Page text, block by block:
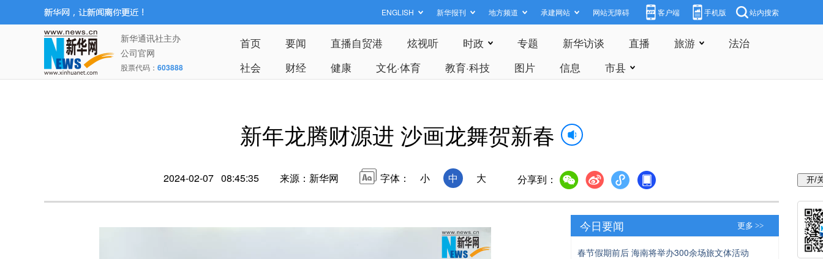
ENGLISH 新华报刊 地方频道 承建网站 网站无障碍 客户端 手机版 站内搜索
新华通讯社主办
公司官网
股票代码： 603888
首页 要闻 直播自贸港 炫视听 时政 专题 新华访谈 直播 旅游
法治
社会
财经 健康 文化·体育 教育·科技 图片 信息 市县
新年龙腾财源进 沙画龙舞贺新春
2024-02-07 08:45:35 来源：新华网 字体： 小 中 大 分享到：
今日要闻 更多 >>
春节假期前后 海南将举办300余场旅文体活动